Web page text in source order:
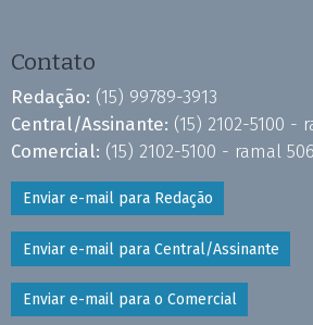
Contato
Redação: (15) 99789-3913
Central/Assinante: (15) 2102-5100 -
Comercial: (15) 2102-5100 - ramal
Enviar e-mail para Redação
Enviar e-mail para Central/Assinante
Enviar e-mail para o Comercial